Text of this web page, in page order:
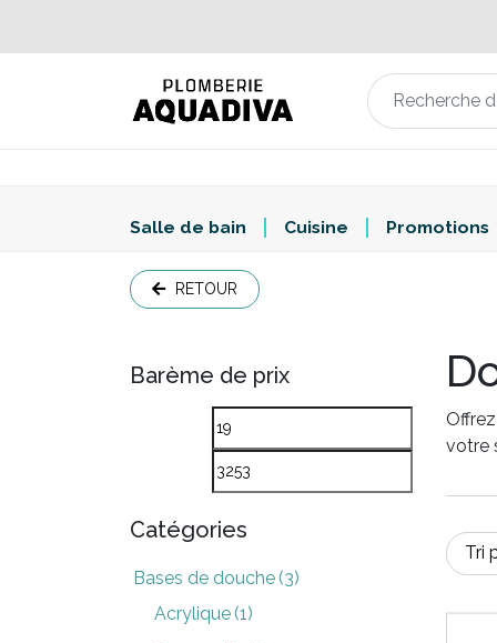
Salle de bain Cuisine Promotions
RETOUR
Barème de prix
Catégories
Bases de douche (3)
Acrylique (1)
votre